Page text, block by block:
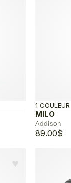
MILO
Addison
1 COULEUR
89.00$
♥︎